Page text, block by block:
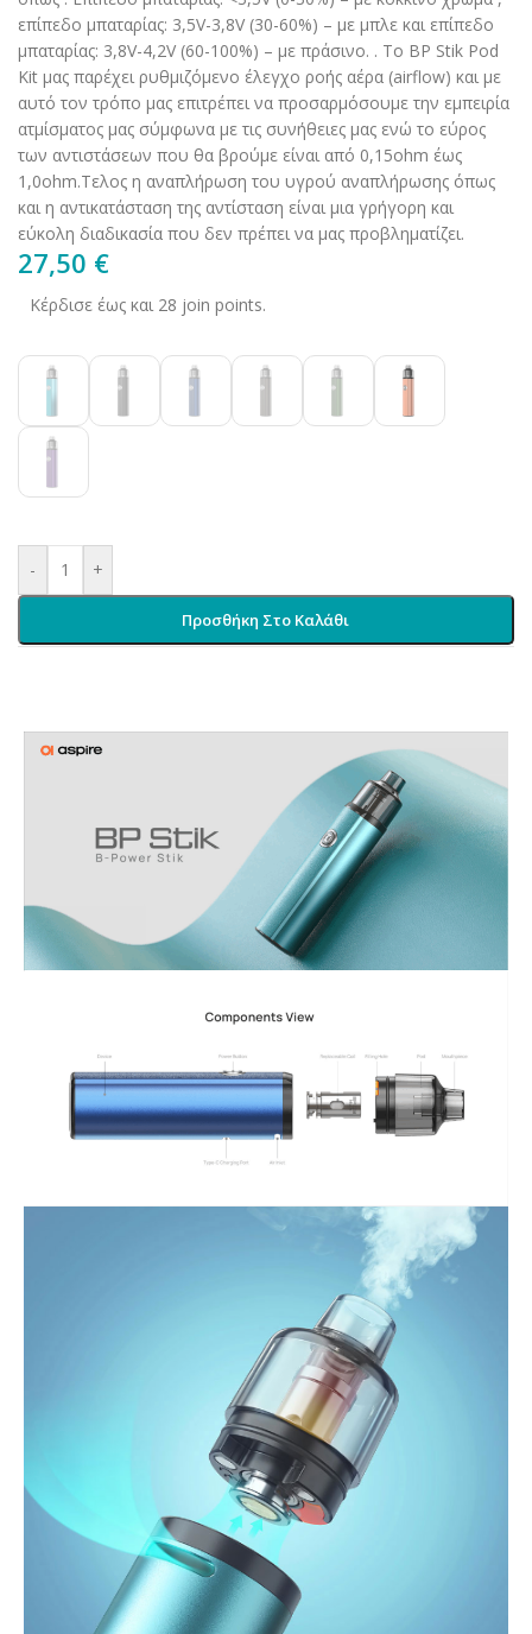
επίπεδο μπαταρίας: 3,5V-3,8V (30-60%) – με μπλε και επίπεδο
μπαταρίας: 3,8V-4,2V (60-100%) – με πράσινο. . Το BP Stik Pod
Kit μας παρέχει ρυθμιζόμενο έλεγχο ροής αέρα (airflow) και με
αυτό τον τρόπο μας επιτρέπει να προσαρμόσουμε την εμπειρία
ατμίσματος μας σύμφωνα με τις συνήθειες μας ενώ το εύρος
των αντιστάσεων που θα βρούμε είναι από 0,15ohm έως
1,0ohm.Τελος η αναπλήρωση του υγρού αναπλήρωσης όπως
και η αντικατάσταση της αντίσταση είναι μια γρήγορη και
εύκολη διαδικασία που δεν πρέπει να μας προβληματίζει.
27,50 €
Κέρδισε έως και 28 join points.
- +
Προσθήκη Στο Καλάθι